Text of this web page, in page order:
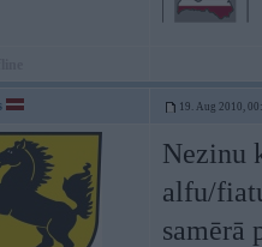
19. Aug 2010,
Nezinu
alfu/
samērā